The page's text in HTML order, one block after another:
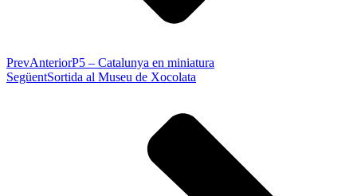
PrevAnteriorP5 – Catalunya en miniatura
SegüentSortida al Museu de Xocolata